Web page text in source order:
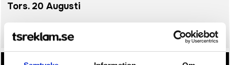
Tors. 20 Augusti